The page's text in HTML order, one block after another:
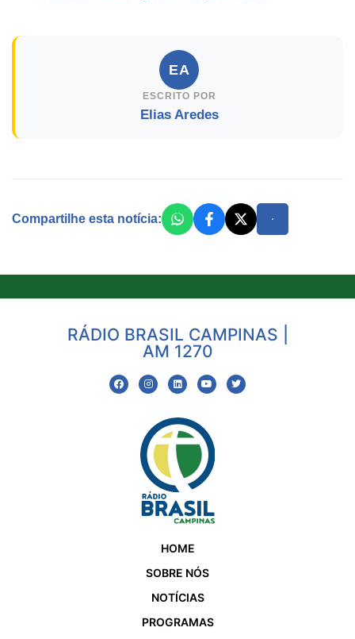
EA
ESCRITO POR
Elias Aredes
Compartilhe esta notícia:
RÁDIO BRASIL CAMPINAS |
AM 1270
HOME
SOBRE NÓS
NOTÍCIAS
PROGRAMAS